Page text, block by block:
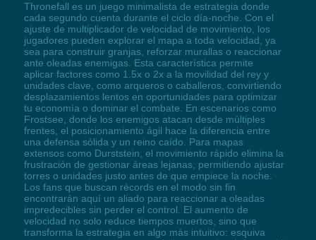
Thronefall es un juego minimalista de estrategia donde
cada segundo cuenta durante el ciclo día-noche. Con el
ajuste de multiplicador de velocidad de movimiento, los
jugadores pueden explorar el mapa a toda velocidad, ya
sea para construir granjas, reforzar murallas o reaccionar
ante oleadas enemigas. Esta característica permite
aplicar factores como 1.5x o 2x a la movilidad del rey y
unidades clave, como arqueros o caballeros, convirtiendo
desplazamientos lentos en oportunidades para optimizar
tu economía o dominar el combate. En escenarios como
Frostsee, donde los enemigos atacan desde múltiples
frentes, el posicionamiento ágil hace la diferencia entre
una defensa sólida y un reino caído. Para mapas
extensos como Durststein, el movimiento rápido elimina la
frustración de gestionar áreas lejanas, permitiendo ajustar
torres o unidades justo antes de que empiece la noche.
Los fans que buscan récords en el modo sin fin
encontrarán aquí un aliado para reaccionar a oleadas
impredecibles sin perder el control. El aumento de
velocidad no solo reduce tiempos muertos, sino que
transforma la estrategia en algo más intuitivo: esquiva